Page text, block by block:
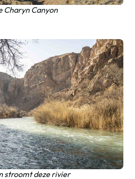
Charyn Canyon
stroomt deze rivier